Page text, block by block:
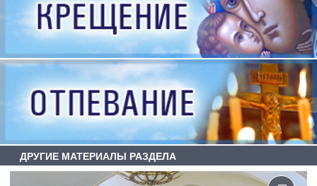
ДРУГИЕ МАТЕРИАЛЫ РАЗДЕЛА